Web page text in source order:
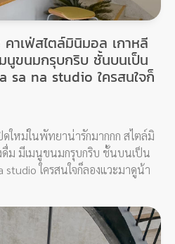
าเฟ่สไตล์มินิมอล เกาหลี
นูขนมกรุบกริบ ชั้นบนเป็น
sa na studio ใครสนใจก็
ดใหม่ในพัทยาน่ารักมากกก สไตล์มิ
ดื่ม มีเมนูขนมกรุบกริบ ชั้นบนเป็น
ใครสนใจก็ลองแวะมาดูน้า